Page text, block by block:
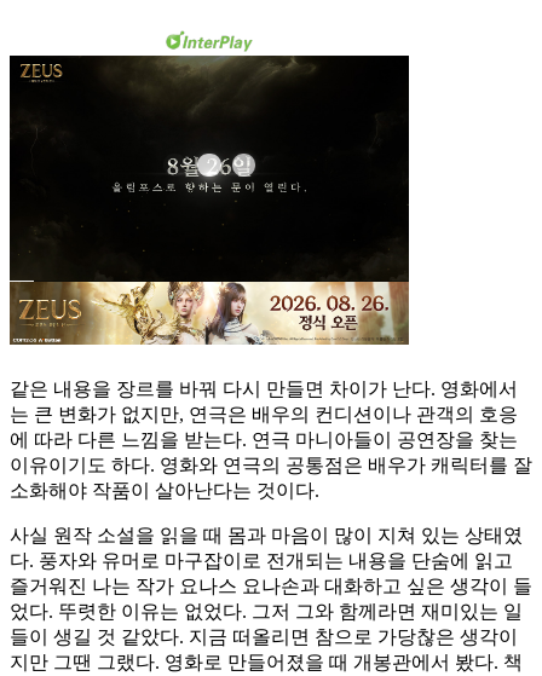
같은 내용을 장르를 바꿔 다시 만들면 차이가 난다. 영화에서
는 큰 변화가 없지만, 연극은 배우의 컨디션이나 관객의 호응
에 따라 다른 느낌을 받는다. 연극 마니아들이 공연장을 찾는
이유이기도 하다. 영화와 연극의 공통점은 배우가 캐릭터를 잘
소화해야 작품이 살아난다는 것이다.
사실 원작 소설을 읽을 때 몸과 마음이 많이 지쳐 있는 상태였
다. 풍자와 유머로 마구잡이로 전개되는 내용을 단숨에 읽고
즐거워진 나는 작가 요나스 요나손과 대화하고 싶은 생각이 들
었다. 뚜렷한 이유는 없었다. 그저 그와 함께라면 재미있는 일
들이 생길 것 같았다. 지금 떠올리면 참으로 가당찮은 생각이
지만 그땐 그랬다. 영화로 만들어졌을 때 개봉관에서 봤다. 책